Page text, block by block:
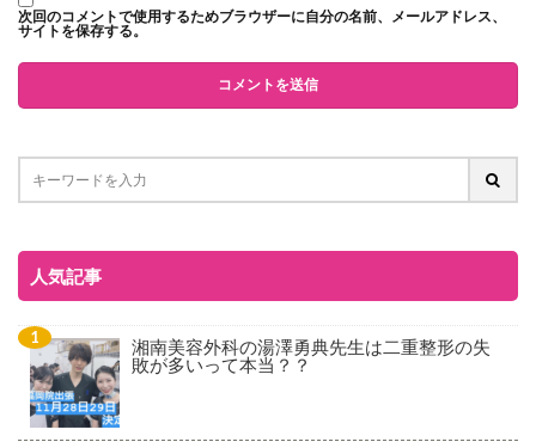
次回のコメントで使用するためブラウザーに自分の名前、メールアドレス、
サイトを保存する。
人気記事
湘南美容外科の湯澤勇典先生は二重整形の失
敗が多いって本当？？